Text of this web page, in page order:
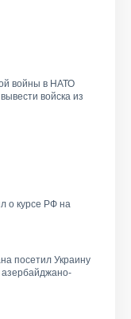
войны в НАТО
войска из
о курсе РФ на
посетил Украину